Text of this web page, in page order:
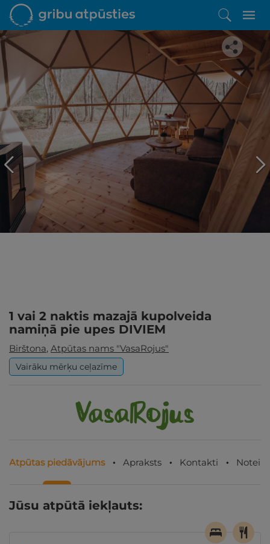
Iepatikās šis piedāvājums?
Līdz brīnišķīgai atpūtai atlikuši tikai daži soļi
PĒRKU
1 vai 2 naktis mazajā kupolveida
namiņā pie upes DIVIEM
Birštona, Atpūtas nams "VasaRojus"
Vairāku mērķu ceļazīme
Atpūtas piedāvājums Apraksts Kontakti
Jūsu atpūtā iekļauts: